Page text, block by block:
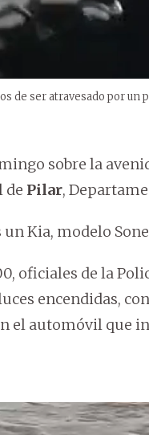
de ser atravesado por un
sobre la
de Pilar,
Kia, modelo
oficiales de la
encendidas,
el automóvil que